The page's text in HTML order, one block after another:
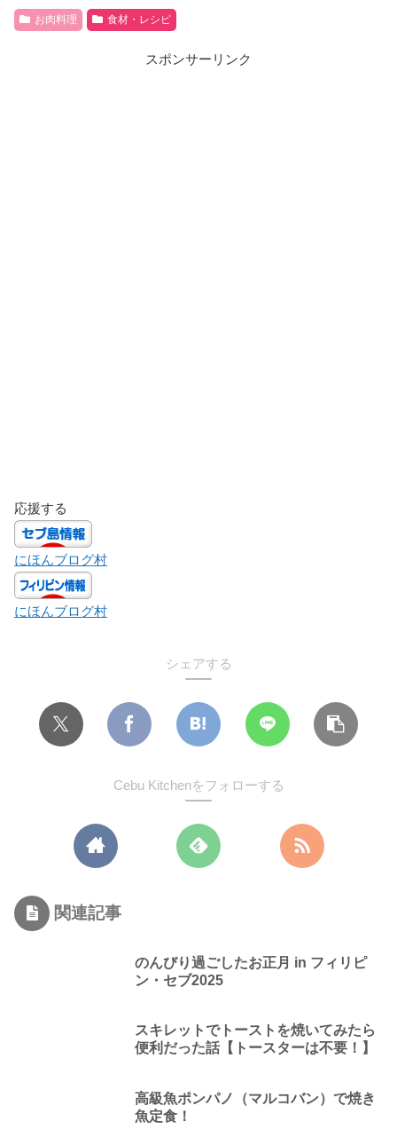
お肉料理 食材・レシピ
スポンサーリンク
応援する
にほんブログ村
にほんブログ村
シェアする
Cebu Kitchenをフォローする
関連記事
のんびり過ごしたお正月 in フィリピ
ン・セブ2025
スキレットでトーストを焼いてみたら
便利だった話【トースターは不要！】
高級魚ポンパノ（マルコバン）で焼き
魚定食！